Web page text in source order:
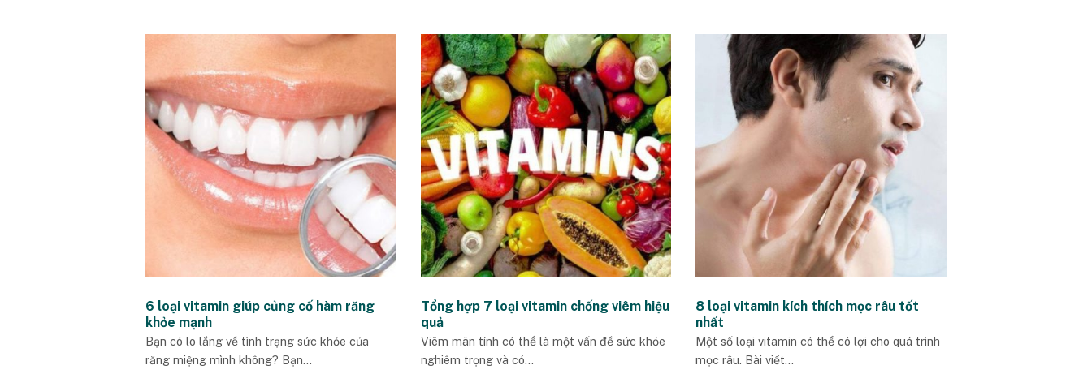
6 loại vitamin giúp củng cố hàm răng
khỏe mạnh
Bạn có lo lắng về tình trạng sức khỏe của
răng miệng mình không? Bạn...
Tổng hợp 7 loại vitamin chống viêm hiệu
quả
Viêm mãn tính có thể là một vấn đề sức khỏe
nghiêm trọng và có...
8 loại vitamin kích thích mọc râu tốt
nhất
Một số loại vitamin có thể có lợi cho quá trình
mọc râu. Bài viết...